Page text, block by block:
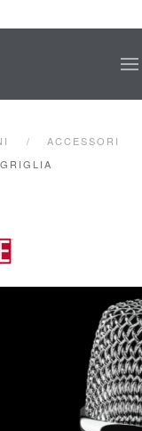
ACCESSORI